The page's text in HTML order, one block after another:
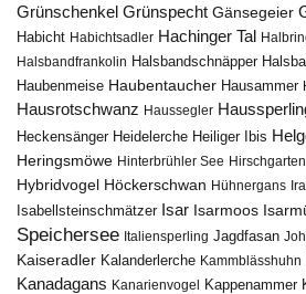
Grünschenkel Grünspecht Gänsegeier
Habicht Habichtsadler Hachinger Tal
Halsbandfrankolin Halsbandschnäpper
Haubenmeise Haubentaucher Hausammer
Hausrotschwanz Haussegler
Heckensänger Heidelerche Heiliger Ibis
Heringsmöwe Hinterbrühler See Hirschgarten
Hybridvogel Höckerschwan Hühnergans
Isabellsteinschmätzer Isar Isarmoos
Speichersee Italiensperling Jagdfasan
Kaiseradler Kalanderlerche Kammblässhuhn
Kanadagans Kanarienvogel Kappenammer